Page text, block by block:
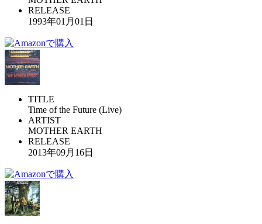
RELEASE
1993年01月01日
TITLE
Time of the Future (Live)
ARTIST
MOTHER EARTH
RELEASE
2013年09月16日